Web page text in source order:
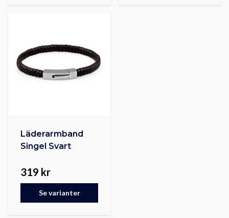
Läderarmband
Singel Svart
319 kr
Se varianter